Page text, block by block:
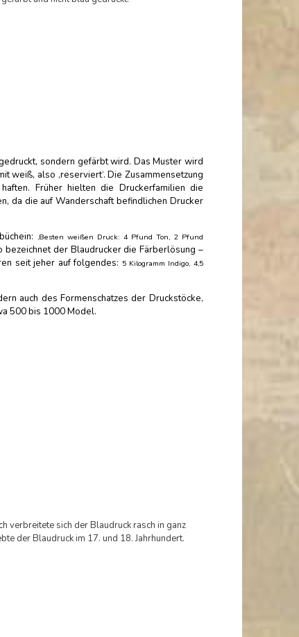
sondern gefärbt wird. Das Muster wird
also ‚reserviert‘. Die Zusammensetzung
Früher hielten die Druckerfamilien die
da die auf Wanderschaft befindlichen Drucker
‚Besten weißen Druck: 4 Pfund Ton, 2 Pfund
bezeichnet der Blaudrucker die Färberlösung –
seit jeher auf folgendes: 5 Kilogramm Indigo, 4,5
auch des Formenschatzes der Druckstöcke,
500 bis 1000 Model.
verbreitete sich der Blaudruck rasch in ganz
der Blaudruck im 17. und 18. Jahrhundert.